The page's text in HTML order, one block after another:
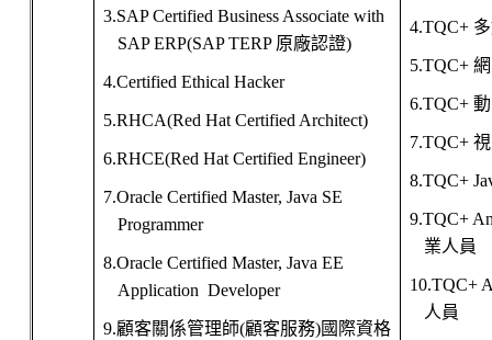
3.SAP Certified Business Associate with
SAP ERP(SAP TERP 原廠認證)
4.Certified Ethical Hacker
5.RHCA(Red Hat Certified Architect)
6.RHCE(Red Hat Certified Engineer)
7.Oracle Certified Master, Java SE
Programmer
8.Oracle Certified Master, Java EE
Application Developer
9.顧客關係管理師(顧客服務)國際資格
4.TQC+
5.TQC+
6.TQC+
7.TQC+
8.TQC+
9.TQC+
業人員
10.TQC+
人員